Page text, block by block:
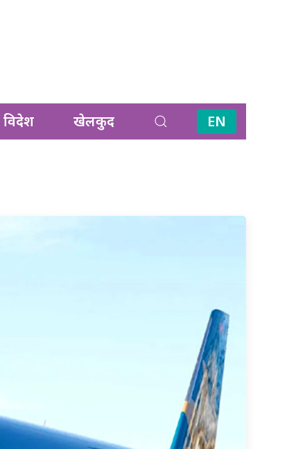
विदेश खेलकुद EN